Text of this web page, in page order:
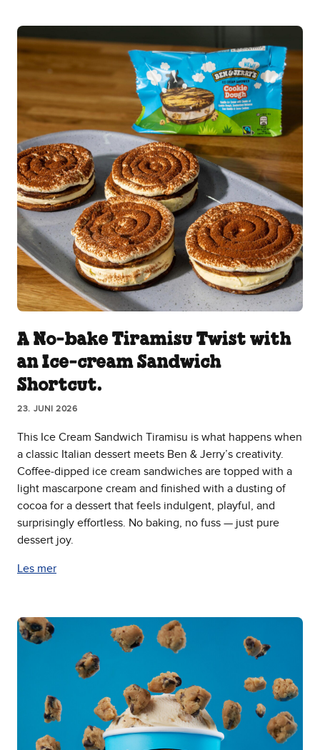
A No‑bake Tiramisu Twist with
an Ice‑cream Sandwich
Shortcut.
23. JUNI 2026
This Ice Cream Sandwich Tiramisu is what happens when
a classic Italian dessert meets Ben & Jerry’s creativity.
Coffee‑dipped ice cream sandwiches are topped with a
light mascarpone cream and finished with a dusting of
cocoa for a dessert that feels indulgent, playful, and
surprisingly effortless. No baking, no fuss — just pure
dessert joy.
Les mer